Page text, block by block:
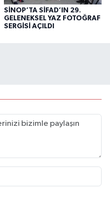
SİNOP’TA SİFAD’IN 29.
GELENEKSEL YAZ FOTOĞRAF
SERGİSİ AÇILDI